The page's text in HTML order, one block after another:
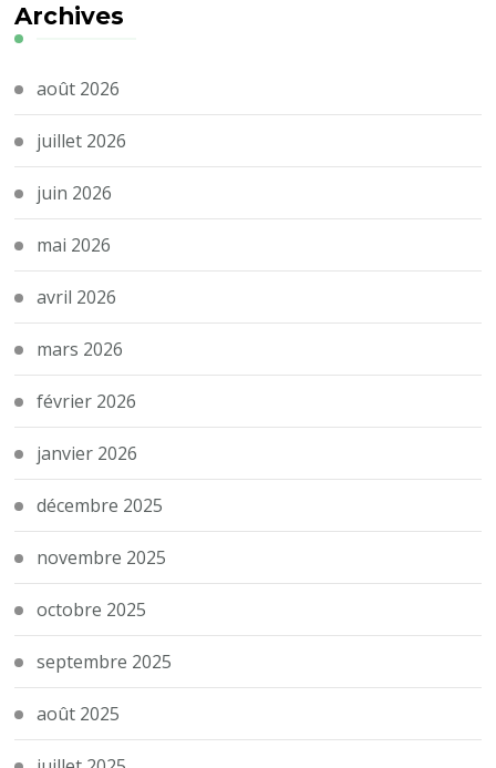
Archives
août 2026
juillet 2026
juin 2026
mai 2026
avril 2026
mars 2026
février 2026
janvier 2026
décembre 2025
novembre 2025
octobre 2025
septembre 2025
août 2025